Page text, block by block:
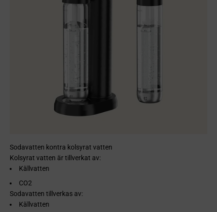
Sodavatten kontra kolsyrat vatten
Kolsyrat vatten är tillverkat av:
Källvatten
CO2
Sodavatten tillverkas av:
Källvatten